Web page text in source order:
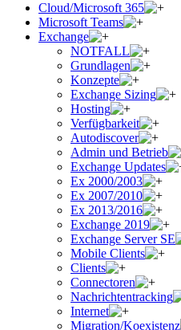
Cloud/Microsoft 365
Microsoft Teams
Exchange
NOTFALL
Grundlagen
Konzepte
Exchange Sizing
Hosting
Verfügbarkeit
Autodiscover
Admin und Betrieb
Exchange Updates
Ex 2000/2003
Ex 2007/2010
Ex 2013/2016
Exchange 2019
Exchange Server SE
Mobile Clients
Clients
Connectoren
Nachrichtentracking
Internet
Migration/Koexistenz